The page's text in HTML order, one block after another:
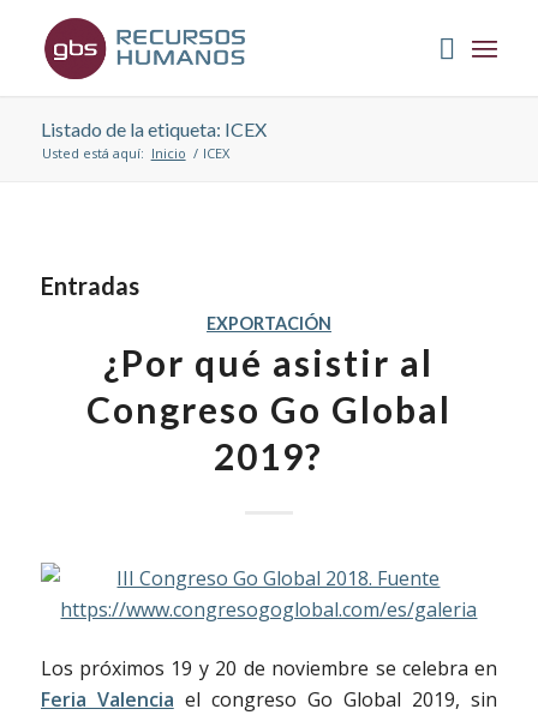
Listado de la etiqueta: ICEX
Usted está aquí: Inicio / ICEX
Entradas
EXPORTACIÓN
¿Por qué asistir al
Congreso Go Global
2019?
Los próximos 19 y 20 de noviembre se celebra en
Feria Valencia el congreso Go Global 2019, sin